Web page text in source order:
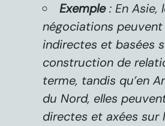
Exemple: En Asie,
négociations
indirectes et basées
construction de
terme, tandis qu’en
du Nord, elles
directes et axées sur